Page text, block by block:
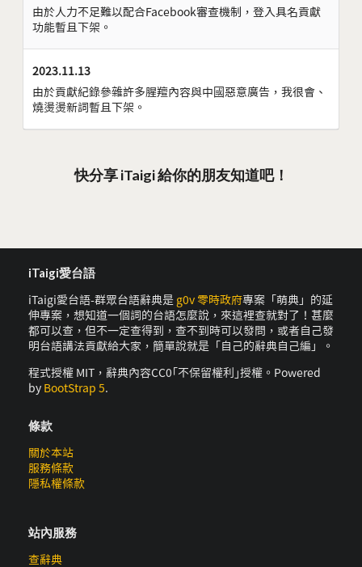
由於人力不足難以配合Facebook審查機制，登入具名貢獻
功能暫且下架。
2023.11.13
由於貢獻紀錄參雜許多腥羶內容與中國惡意廣告，我很會、
燒燙燙新詞暫且下架。
快分享 iTaigi 給你的朋友知道吧！
iTaigi愛台語
iTaigi愛台語-群眾台語辭典是 g0v 零時政府專案「萌典」的延
伸專案，想知道一個詞的台語怎麼說，來這裡查就對了！甚麼
都可以查，但不一定查得到，查不到時可以發問，或者自己發
明台語講法貢獻給大家，簡單說就是「自己的辭典自己編」。
程式授權 MIT，辭典內容CC0｢不保留權利｣授權。Powered
by BootStrap 5.
條款
關於本站
服務條款
隱私權條款
站內服務
查辭典